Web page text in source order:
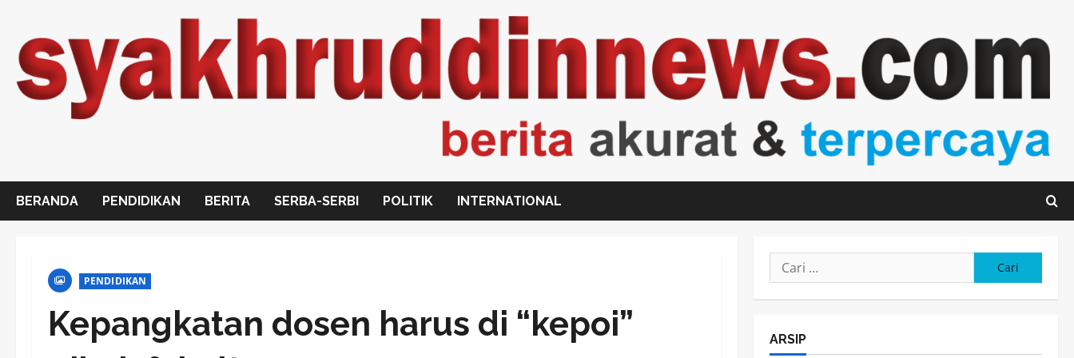
content
BERANDA PENDIDIKAN BERITA SERBA-SERBI POLITIK INTERNATIONAL
PENDIDIKAN
Kepangkatan dosen harus di “kepoi”
Cari
untuk:
ARSIP